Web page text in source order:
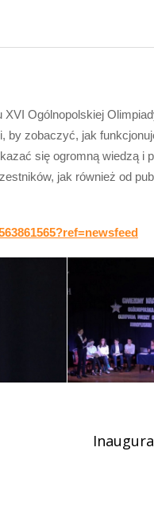
XVI Ogólnopolskiej
by zobaczyć, jak
się ogromną wiedzą i
jak również od